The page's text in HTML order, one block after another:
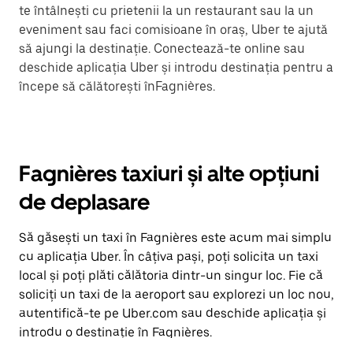
te întâlnești cu prietenii la un restaurant sau la un
eveniment sau faci comisioane în oraș, Uber te ajută
să ajungi la destinație. Conectează-te online sau
deschide aplicația Uber și introdu destinația pentru a
începe să călătorești înFagnières.
Fagnières taxiuri și alte opțiuni
de deplasare
Să găsești un taxi în Fagnières este acum mai simplu
cu aplicația Uber. În câțiva pași, poți solicita un taxi
local și poți plăti călătoria dintr-un singur loc. Fie că
soliciți un taxi de la aeroport sau explorezi un loc nou,
autentifică-te pe Uber.com sau deschide aplicația și
introdu o destinație în Fagnières.